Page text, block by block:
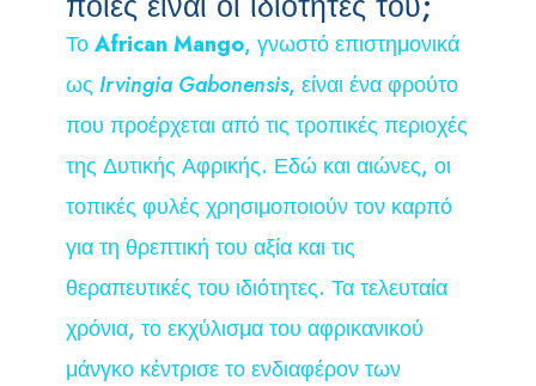
ΤοAfrican Mango, γνωστό επιστημονικά
ως Irvingia Gabonensis, είναι ένα φρούτο
που προέρχεται από τις τροπικές περιοχές
της Δυτικής Αφρικής. Εδώ και αιώνες, οι
τοπικές φυλές χρησιμοποιούν τον καρπό
για τη θρεπτική του αξία και τις
θεραπευτικές του ιδιότητες. Τα τελευταία
χρόνια, το εκχύλισμα του αφρικανικού
μάνγκο κέντρισε το ενδιαφέρον των